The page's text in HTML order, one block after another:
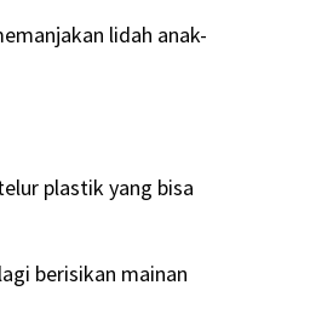
lidah anak-
plastik yang bisa
berisikan mainan